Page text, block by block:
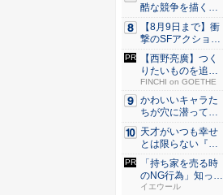
酷な競争を描く『J
JM ...
【8月9日まで】衝
撃のSFアクション
『G...
【西野亮廣】つく
りたいものを追求
できる環...
FINCHI on GOETHE
かわいいキャラた
ちが穴に潜ってひ
どい目に...
天才がいつも幸せ
とは限らない『ダ
イヤモン...
「持ち家を売る時
のNG行為」知って
るだけ...
イエウール